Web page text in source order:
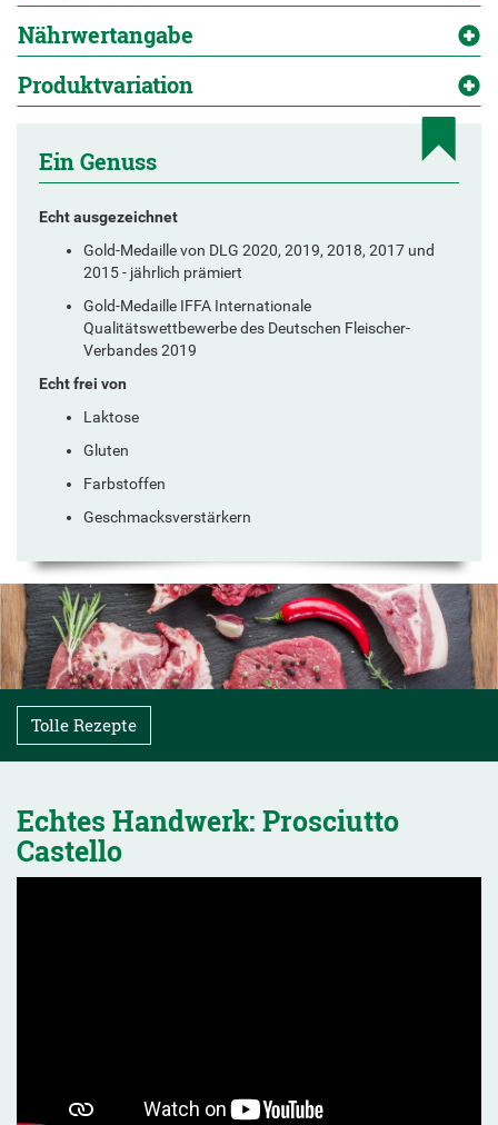
Nährwertangabe
Produktvariation
Ein Genuss
Echt ausgezeichnet
Gold-Medaille von DLG 2020, 2019, 2018, 2017 und
2015 - jährlich prämiert
Gold-Medaille IFFA Internationale
Qualitätswettbewerbe des Deutschen Fleischer-
Verbandes 2019
Echt frei von
Laktose
Gluten
Farbstoffen
Geschmacksverstärkern
Tolle Rezepte
Echtes Handwerk: Prosciutto
Castello